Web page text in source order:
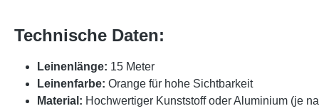
Technische Daten:
Leinenlänge: 15 Meter
Leinenfarbe: Orange für hohe Sichtbarkeit
Material: Hochwertiger Kunststoff oder Aluminium (je